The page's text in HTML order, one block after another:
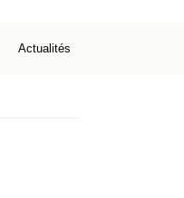
Actualités